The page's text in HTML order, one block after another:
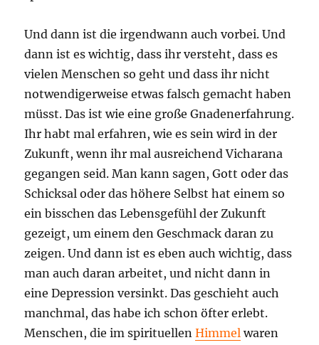
Und dann ist die irgendwann auch vorbei. Und
dann ist es wichtig, dass ihr versteht, dass es
vielen Menschen so geht und dass ihr nicht
notwendigerweise etwas falsch gemacht haben
müsst. Das ist wie eine große Gnadenerfahrung.
Ihr habt mal erfahren, wie es sein wird in der
Zukunft, wenn ihr mal ausreichend Vicharana
gegangen seid. Man kann sagen, Gott oder das
Schicksal oder das höhere Selbst hat einem so
ein bisschen das Lebensgefühl der Zukunft
gezeigt, um einem den Geschmack daran zu
zeigen. Und dann ist es eben auch wichtig, dass
man auch daran arbeitet, und nicht dann in
eine Depression versinkt. Das geschieht auch
manchmal, das habe ich schon öfter erlebt.
Menschen, die im spirituellenHimmel waren